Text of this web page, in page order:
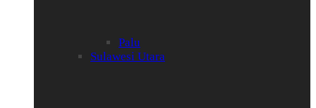
Palu
Sulawesi Utara